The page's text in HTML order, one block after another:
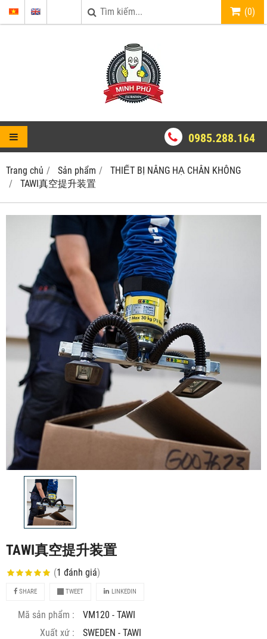
(0)
0985.288.164
Trang chủ Sản phẩm
THIẾT BỊ NÂNG HẠ CHÂN KHÔNG
TAWI真空提升装置
TAWI真空提升装置
(1 đánh giá)
SHARE TWEET LINKEDIN
Mã sản phẩm :
VM120 - TAWI
Xuất xứ :
SWEDEN - TAWI